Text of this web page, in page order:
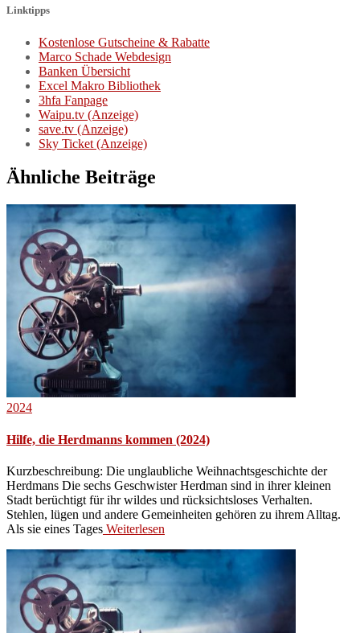
Linktipps
Kostenlose Gutscheine & Rabatte
Marco Schade Webdesign
Banken Übersicht
Excel Makro Bibliothek
3hfa Fanpage
Waipu.tv (Anzeige)
save.tv (Anzeige)
Sky Ticket (Anzeige)
Ähnliche Beiträge
2024
Hilfe, die Herdmanns kommen (2024)
Kurzbeschreibung: Die unglaubliche Weihnachtsgeschichte der
Herdmans Die sechs Geschwister Herdman sind in ihrer kleinen
Stadt berüchtigt für ihr wildes und rücksichtsloses Verhalten.
Stehlen, lügen und andere Gemeinheiten gehören zu ihrem Alltag.
Als sie eines Tages Weiterlesen